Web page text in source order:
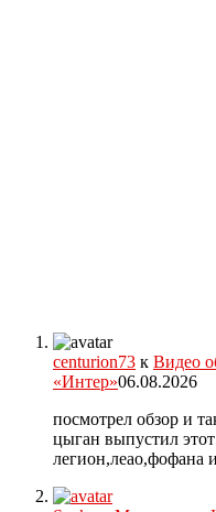
centurion73 к Видео
«Интер»06.08.2026
посмотрел обзор и
цыган выпустил
легион,леао,фофана